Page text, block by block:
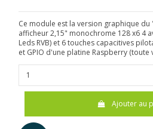
Ce module est la version graphique du
afficheur 2,15" monochrome 128 x6 4
Leds RVB) et 6 touches capacitives
et GPIO d'une platine Raspberry (toute
Ajouter au